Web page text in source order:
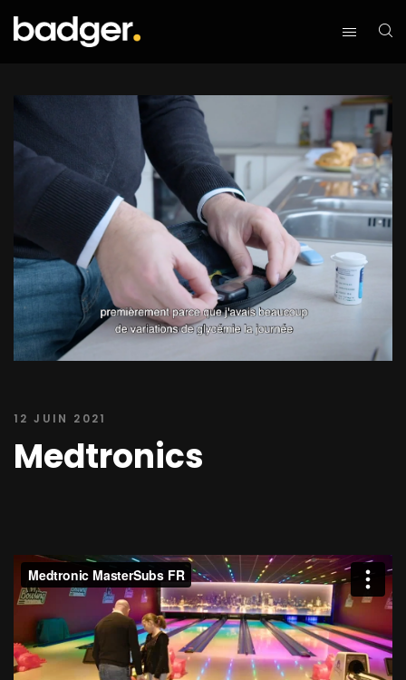
12 JUIN 2021
Medtronics